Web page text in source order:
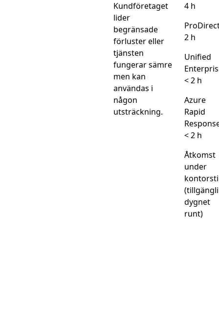
Kundföretaget
lider
begränsade
förluster eller
tjänsten
fungerar sämre
men kan
användas i
någon
utsträckning.
4 h
2 h
Unified
< 2 h
Azure
Rapid
< 2 h
Åtkomst
under
dygnet
runt)